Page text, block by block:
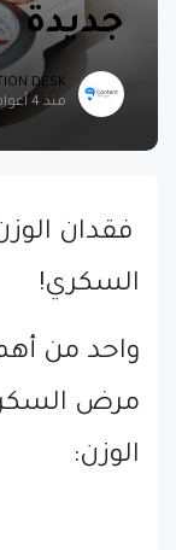
جديدة
DESK
منذ 4 أعوام
فقدان
السكري!
واحد من
الوزن: